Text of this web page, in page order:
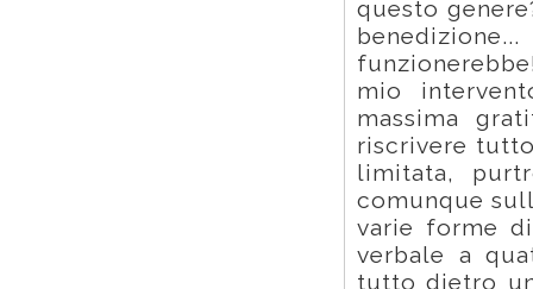
questo
mio
massima
riscrivere
limitata,
comunque
varie forme
verbale a
tutto dietro